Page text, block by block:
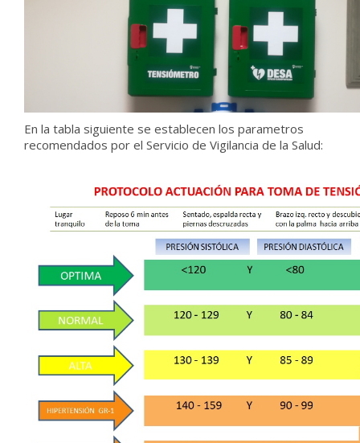
En la tabla siguiente se establecen los parametros
recomendados por el Servicio de Vigilancia de la Salud: